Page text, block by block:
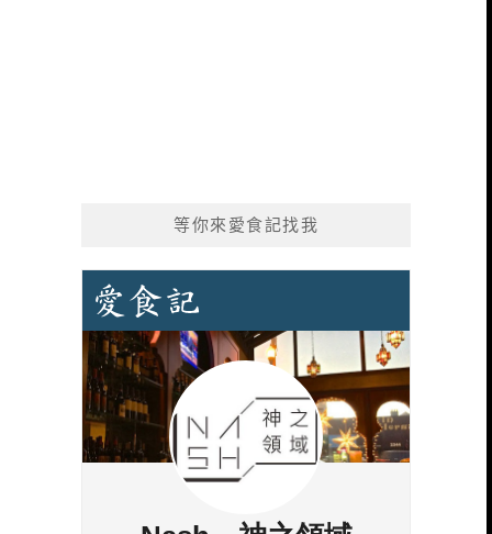
等你來愛食記找我